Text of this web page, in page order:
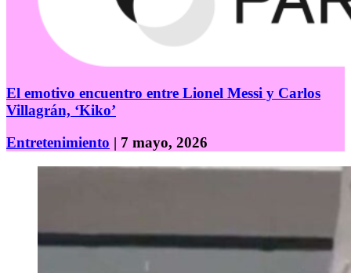
El emotivo encuentro entre Lionel Messi y Carlos
Villagrán, ‘Kiko’
Entretenimiento | 7 mayo, 2026